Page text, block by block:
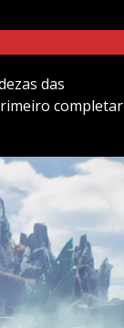
das
completar